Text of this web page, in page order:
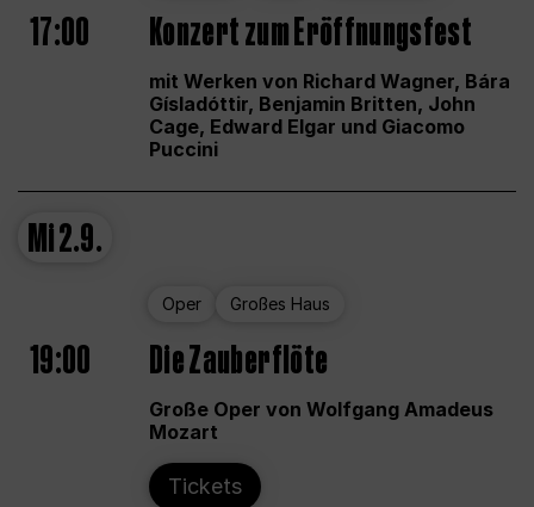
17:00 Konzert zum Eröffnungsfest
mit Werken von Richard Wagner, Bára
Gísladóttir, Benjamin Britten, John
Cage, Edward Elgar und Giacomo
Puccini
Mi2.9.
Oper Großes Haus
19:00 Die Zauberflöte
Große Oper von Wolfgang Amadeus
Mozart
Tickets